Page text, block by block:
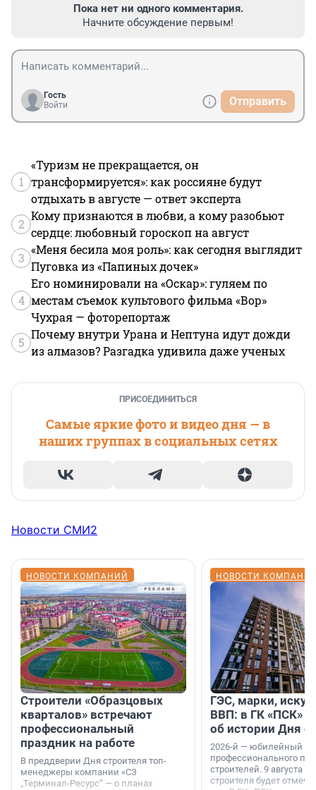
Пока нет ни одного комментария.
Начните обсуждение первым!
Гость
Войти
Отправить
1
«Туризм не прекращается, он
трансформируется»: как россияне будут
отдыхать в августе — ответ эксперта
2
Кому признаются в любви, а кому разобьют
сердце: любовный гороскоп на август
3
«Меня бесила моя роль»: как сегодня выглядит
Пуговка из «Папиных дочек»
4
Его номинировали на «Оскар»: гуляем по
местам съемок культового фильма «Вор»
Чухрая — фоторепортаж
5
Почему внутри Урана и Нептуна идут дожди
из алмазов? Разгадка удивила даже ученых
ПРИСОЕДИНИТЬСЯ
Самые яркие фото и видео дня — в
наших группах в социальных сетях
Новости СМИ2
НОВОСТИ КОМПАНИЙ
Строители «Образцовых
кварталов» встречают
профессиональный
праздник на работе
В преддверии Дня строителя топ-
менеджеры компании «СЗ
„Терминал-Ресурс“ — о планах
НОВОСТИ
ГЭС, марки,
ВВП: в ГК «ПСК»
об истории Дня
2026-й — юбилейный
профессионального
строителей. 9 августа
строителя будет